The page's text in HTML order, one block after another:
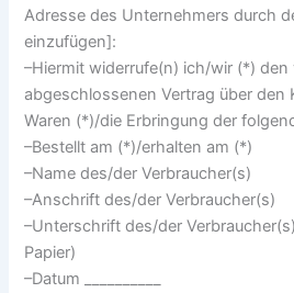
Adresse des Unternehmers durch
einzufügen]:
–Hiermit widerrufe(n) ich/wir (*)
abgeschlossenen Vertrag über den
Waren (*)/die Erbringung der
–Bestellt am (*)/erhalten am (*)
–Name des/der Verbraucher(s)
–Anschrift des/der Verbraucher(s)
–Unterschrift des/der
Papier)
–Datum __________